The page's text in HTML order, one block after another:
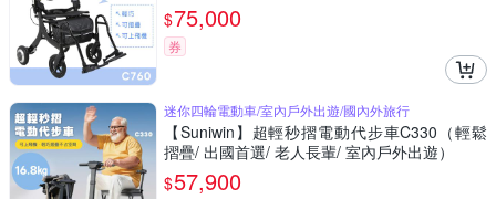
$75,000
券
迷你四輪電動車/室內戶外出遊/國內外旅行
【Suniwin】超輕秒摺電動代步車C330（輕鬆
摺疊/ 出國首選/ 老人長輩/ 室內戶外出遊）
$57,900